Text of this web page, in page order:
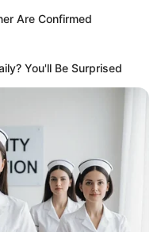
Are Confirmed
You'll Be Surprised